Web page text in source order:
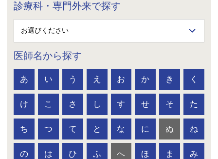
診療科・専門外来で探す
医師名から探す
あ い う え お か き く
け こ さ し す せ そ た
ち つ て と な に ぬ ね
の は ひ ふ へ ほ ま み